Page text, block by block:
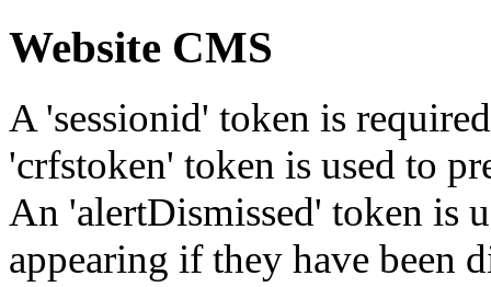
Website CMS
A 'sessionid' token is
'crfstoken' token is used to
An 'alertDismissed' token is
appearing if they have been